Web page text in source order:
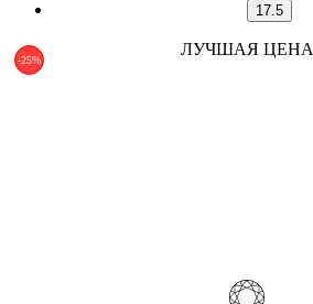
17.5
-25%
ЛУЧШАЯ ЦЕНА